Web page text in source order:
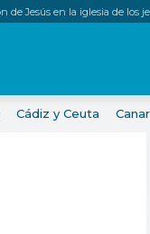
de Jesús en la iglesia de los
Cádiz y Ceuta